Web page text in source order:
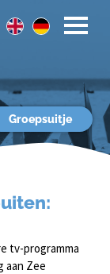
Groepsuitje
tv-programma
aan Zee